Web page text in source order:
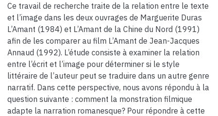
Ce travail de recherche traite de la relation entre le texte
et l’image dans les deux ouvrages de Marguerite Duras
L’Amant (1984) et L’Amant de la Chine du Nord (1991)
afin de les comparer au film L’Amant de Jean-Jacques
Annaud (1992). L’étude consiste à examiner la relation
entre l’écrit et l’image pour déterminer si le style
littéraire de l’auteur peut se traduire dans un autre genre
narratif. Dans cette perspective, nous avons répondu à la
question suivante : comment la monstration filmique
adapte la narration romanesque? Pour répondre à cette